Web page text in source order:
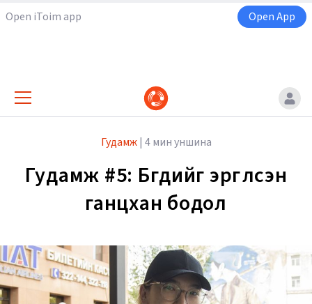
Open iToim app Open App
Гудамж | 4 мин уншина
Гудамж #5: Бүгдийг эргүүлсэн
ганцхан бодол